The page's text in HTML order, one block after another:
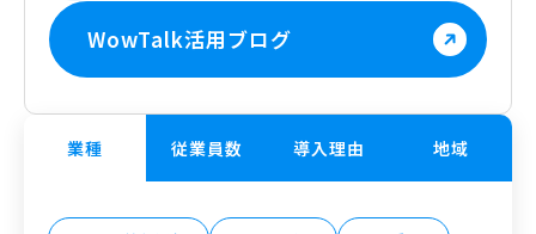
WowTalk活用ブログ
業種 従業員数 導入理由 地域